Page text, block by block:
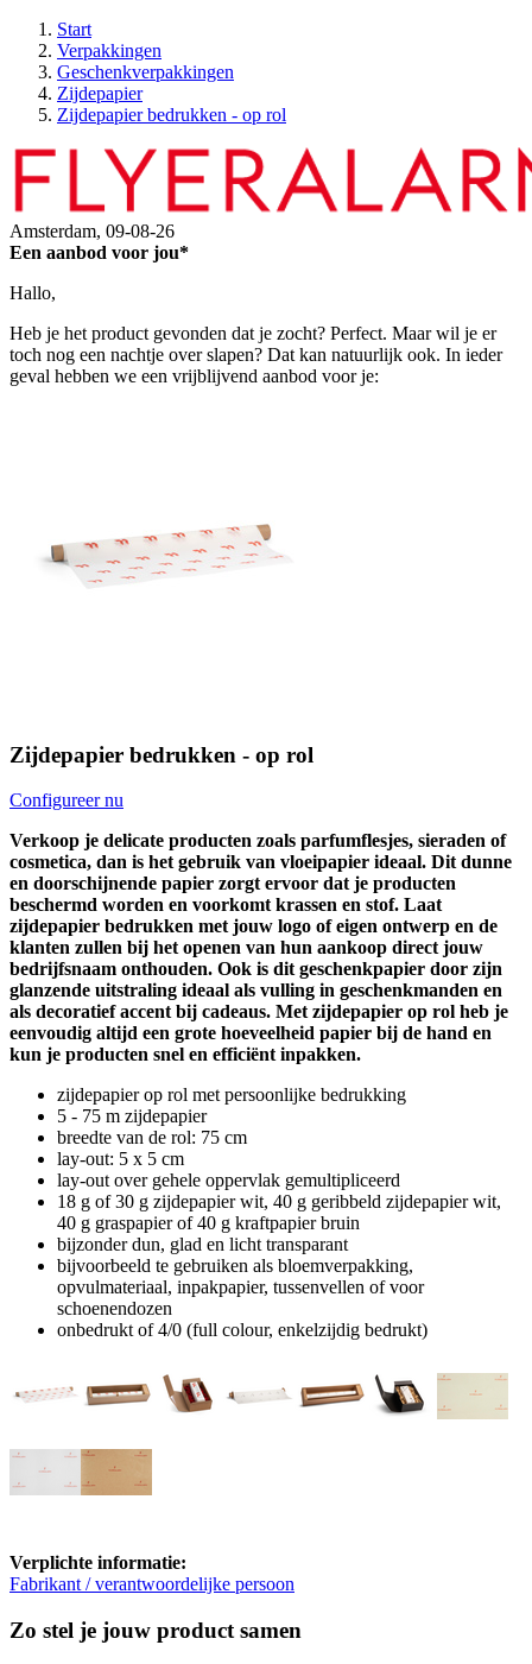
Start
Verpakkingen
Geschenkverpakkingen
Zijdepapier
Zijdepapier bedrukken - op rol
Amsterdam, 09-08-26
Een aanbod voor jou*
Hallo,
Heb je het product gevonden dat je zocht? Perfect. Maar wil je er
toch nog een nachtje over slapen? Dat kan natuurlijk ook. In ieder
geval hebben we een vrijblijvend aanbod voor je:
Zijdepapier bedrukken - op rol
Configureer nu
Verkoop je delicate producten zoals parfumflesjes, sieraden of
cosmetica, dan is het gebruik van vloeipapier ideaal. Dit dunne
en doorschijnende papier zorgt ervoor dat je producten
beschermd worden en voorkomt krassen en stof. Laat
zijdepapier bedrukken met jouw logo of eigen ontwerp en de
klanten zullen bij het openen van hun aankoop direct jouw
bedrijfsnaam onthouden. Ook is dit geschenkpapier door zijn
glanzende uitstraling ideaal als vulling in geschenkmanden en
als decoratief accent bij cadeaus. Met zijdepapier op rol heb je
eenvoudig altijd een grote hoeveelheid papier bij de hand en
kun je producten snel en efficiënt inpakken.
zijdepapier op rol met persoonlijke bedrukking
5 - 75 m zijdepapier
breedte van de rol: 75 cm
lay-out: 5 x 5 cm
lay-out over gehele oppervlak gemultipliceerd
18 g of 30 g zijdepapier wit, 40 g geribbeld zijdepapier wit,
40 g graspapier of 40 g kraftpapier bruin
bijzonder dun, glad en licht transparant
bijvoorbeeld te gebruiken als bloemverpakking,
opvulmateriaal, inpakpapier, tussenvellen of voor
schoenendozen
onbedrukt of 4/0 (full colour, enkelzijdig bedrukt)
Verplichte informatie:
Fabrikant / verantwoordelijke persoon
Zo stel je jouw product samen